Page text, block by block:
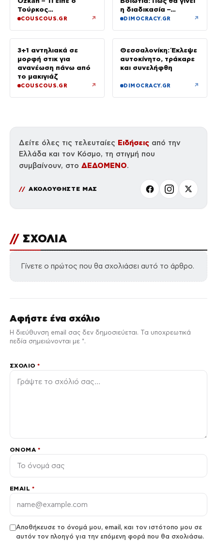
Τούρκος
επιχειρηματίας στην
COUSCOUS.GR ↗
η διαδικασία –
Ξεκινούν τη Δευτέρα
DIMOCRACY.GR ↗
3+1 αντηλιακά σε
μορφή στικ για
ανανέωση πάνω από
το μακιγιάζ
COUSCOUS.GR ↗
Θεσσαλονίκη: Έκλεψε
αυτοκίνητο, τράκαρε
και συνελήφθη
DIMOCRACY.GR ↗
Δείτε όλες τις τελευταίες Ειδήσεις από την
Ελλάδα και τον Κόσμο, τη στιγμή που
συμβαίνουν, στο ΔΕΔΟΜΕΝΟ.
ΑΚΟΛΟΥΘΗΣΤΕ ΜΑΣ
// ΣΧΟΛΙΑ
Γίνετε ο πρώτος που θα σχολιάσει αυτό το άρθρο.
Αφήστε ένα σχόλιο
Η διεύθυνση email σας δεν δημοσιεύεται. Τα υποχρεωτικά
πεδία σημειώνονται με *.
ΣΧΌΛΙΟ*
ΌΝΟΜΑ *
EMAIL *
Αποθήκευσε το όνομά μου, email, και τον ιστότοπο μου σε
αυτόν τον πλοηγό για την επόμενη φορά που θα σχολιάσω.